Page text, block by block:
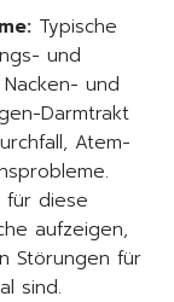
Typische
und
und
Darmtrakt
Atem-
für diese
aufzeigen,
Störungen für
sind.